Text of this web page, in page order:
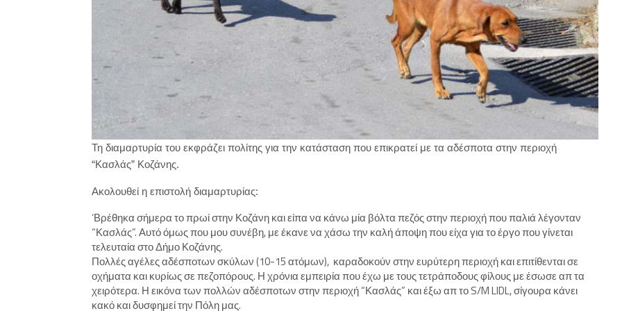
Τη διαμαρτυρία του εκφράζει πολίτης για την κατάσταση που επικρατεί με τα αδέσποτα στην περιοχή
“Κασλάς” Κοζάνης.
Ακολουθεί η επιστολή διαμαρτυρίας:
‘Βρέθηκα σήμερα το πρωί στην Κοζάνη και είπα να κάνω μία βόλτα πεζός στην περιοχή που παλιά λέγονταν
“Κασλάς”. Αυτό όμως που μου συνέβη, με έκανε να χάσω την καλή άποψη που είχα για το έργο που γίνεται
τελευταία στο Δήμο Κοζάνης.
Πολλές αγέλες αδέσποτων σκύλων (10-15 ατόμων), καραδοκούν στην ευρύτερη περιοχή και επιτίθενται σε
οχήματα και κυρίως σε πεζοπόρους. Η χρόνια εμπειρία που έχω με τους τετράποδους φίλους με έσωσε απ τα
χειρότερα. Η εικόνα των πολλών αδέσποτων στην περιοχή “Κασλάς” και έξω απ το S/M LIDL, σίγουρα κάνει
κακό και δυσφημεί την Πόλη μας.